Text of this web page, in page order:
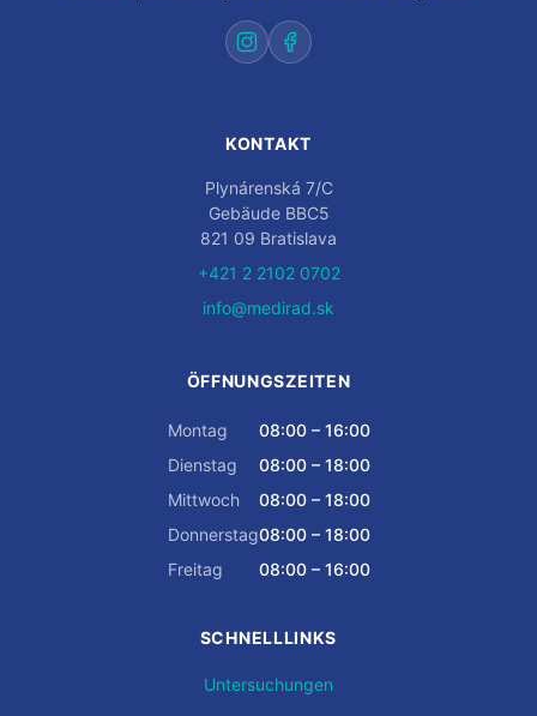
KONTAKT
Plynárenská 7/C
Gebäude BBC5
821 09 Bratislava
+421 2 2102 0702
info@medirad.sk
ÖFFNUNGSZEITEN
Montag
08:00 – 16:00
Dienstag
08:00 – 18:00
Mittwoch
08:00 – 18:00
Donnerstag08:00 – 18:00
Freitag
08:00 – 16:00
SCHNELLLINKS
Untersuchungen